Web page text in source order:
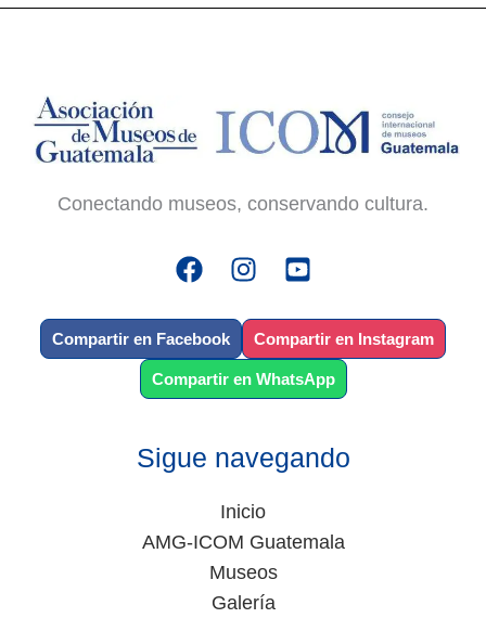
Conectando museos, conservando cultura.
Compartir en Facebook Compartir en Instagram
Compartir en WhatsApp
Sigue navegando
Inicio
AMG-ICOM Guatemala
Museos
Galería